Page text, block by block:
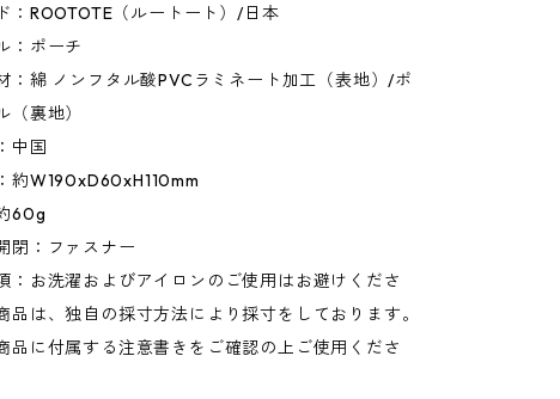
：ROOTOTE（ルートート）/日本
：ポーチ
：綿 ノンフタル酸PVCラミネート加工（表地）/ポ
（裏地）
中国
約W190xD60xH110mm
60g
閉：ファスナー
：お洗濯およびアイロンのご使用はお避けくださ
品は、独自の採寸方法により採寸をしております。
品に付属する注意書きをご確認の上ご使用くださ